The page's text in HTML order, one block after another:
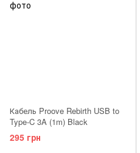
Кабель Proove Rebirth USB to
Type-C 3A (1m) Black
295 грн